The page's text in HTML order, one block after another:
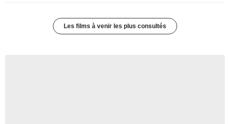
Les films à venir les plus consultés